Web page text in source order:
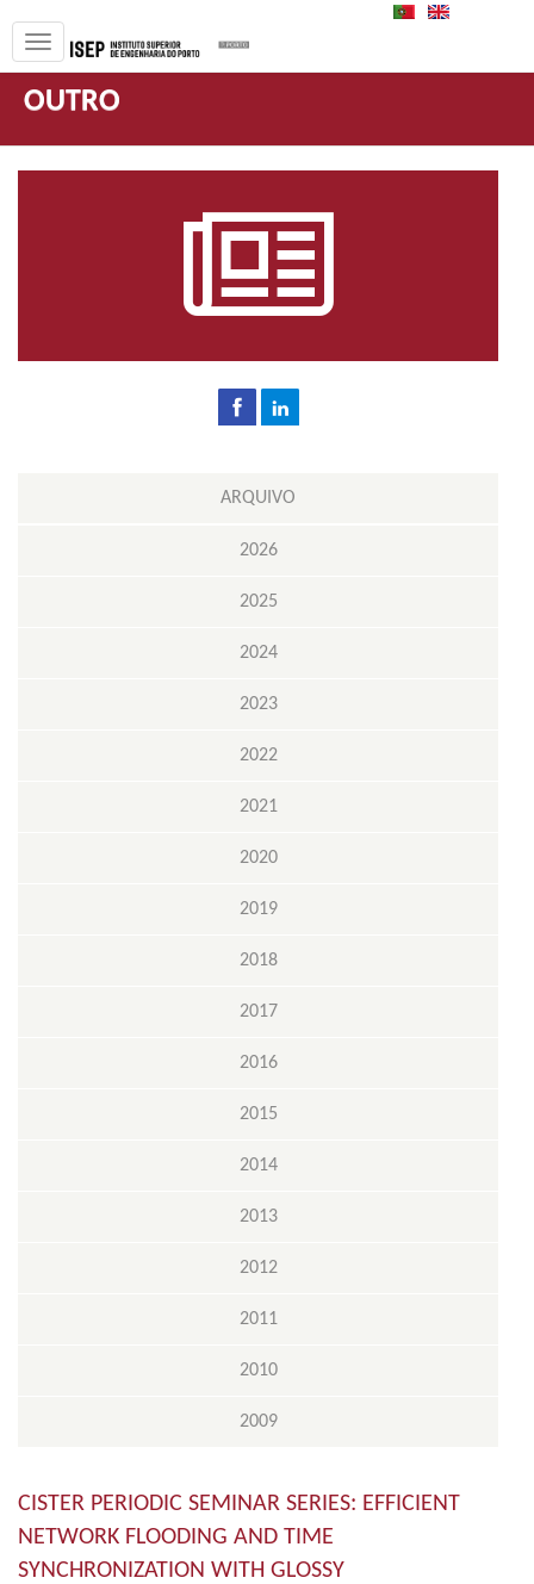
PT
OUTRO
ARQUIVO
2026
2025
2024
2023
2022
2021
2020
2019
2018
2017
2016
2015
2014
2013
2012
2011
2010
2009
CISTER PERIODIC SEMINAR SERIES: EFFICIENT
NETWORK FLOODING AND TIME
SYNCHRONIZATION WITH GLOSSY